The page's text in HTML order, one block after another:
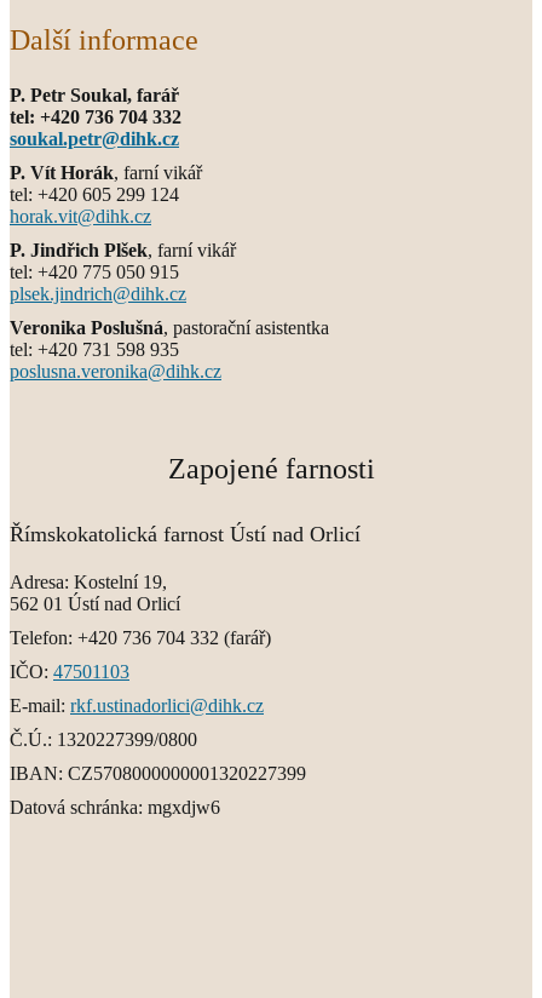
Další informace
P. Petr Soukal, farář
tel: +420 736 704 332
soukal.petr@dihk.cz
P. Vít Horák, farní vikář
tel: +420 605 299 124
horak.vit@dihk.cz
P. Jindřich Plšek, farní vikář
tel: +420 775 050 915
plsek.jindrich@dihk.cz
Veronika Poslušná, pastorační asistentka
tel: +420 731 598 935
poslusna.veronika@dihk.cz
Zapojené farnosti
Římskokatolická farnost Ústí nad Orlicí
Adresa: Kostelní 19,
562 01 Ústí nad Orlicí
Telefon: +420 736 704 332 (farář)
IČO: 47501103
E-mail: rkf.ustinadorlici@dihk.cz
Č.Ú.: 1320227399/0800
IBAN: CZ5708000000001320227399
Datová schránka: mgxdjw6